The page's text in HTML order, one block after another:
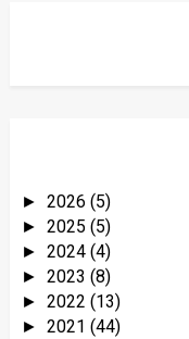
► 2026 (5)
► 2025 (5)
► 2024 (4)
► 2023 (8)
► 2022 (13)
► 2021 (44)